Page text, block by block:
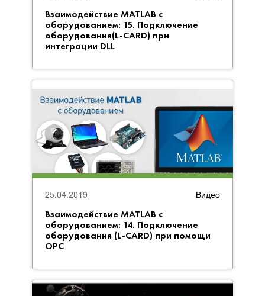
Взаимодействие MATLAB с
оборудованием: 15. Подключение
оборудования(L-CARD) при
интеграции DLL
Видео
Взаимодействие MATLAB с
оборудованием: 14. Подключение
оборудования (L-CARD) при помощи
OPC
25.04.2019